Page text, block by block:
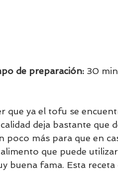
de preparación: 30
que ya el tofu se
deja bastante
poco más para que en
que puede
buena fama. Esta